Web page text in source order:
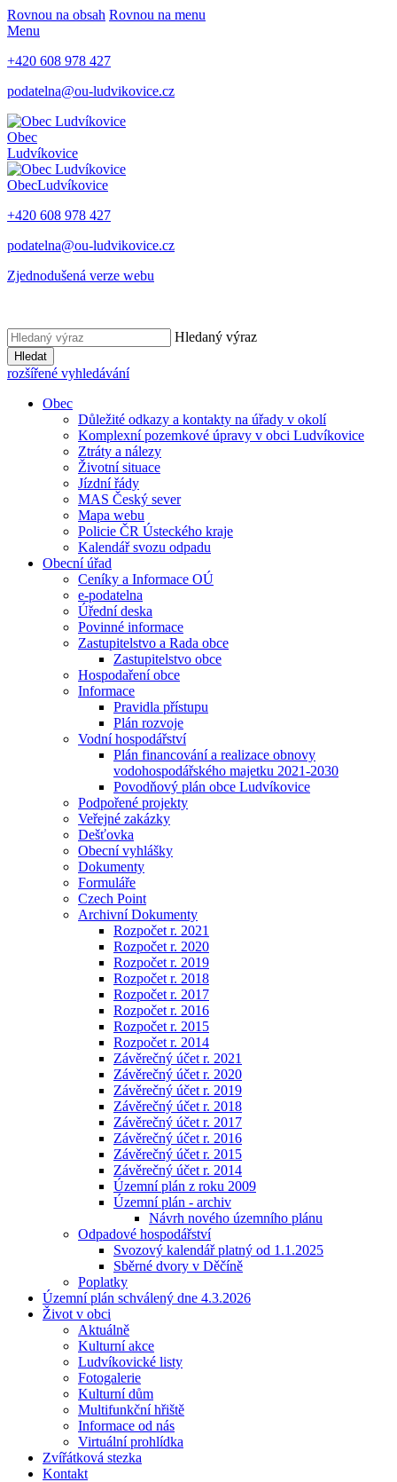
Rovnou na obsah Rovnou na menu
Menu
+420 608 978 427
podatelna@ou-ludvikovice.cz
Obec
Ludvíkovice
ObecLudvíkovice
+420 608 978 427
podatelna@ou-ludvikovice.cz
Zjednodušená verze webu
Hledaný výraz
Hledat
rozšířené vyhledávání
Obec
Důležité odkazy a kontakty na úřady v okolí
Komplexní pozemkové úpravy v obci Ludvíkovice
Ztráty a nálezy
Životní situace
Jízdní řády
MAS Český sever
Mapa webu
Policie ČR Ústeckého kraje
Kalendář svozu odpadu
Obecní úřad
Ceníky a Informace OÚ
e-podatelna
Úřední deska
Povinné informace
Zastupitelstvo a Rada obce
Zastupitelstvo obce
Hospodaření obce
Informace
Pravidla přístupu
Plán rozvoje
Vodní hospodářství
Plán financování a realizace obnovy
vodohospodářského majetku 2021-2030
Povodňový plán obce Ludvíkovice
Podpořené projekty
Veřejné zakázky
Dešťovka
Obecní vyhlášky
Dokumenty
Formuláře
Czech Point
Archivní Dokumenty
Rozpočet r. 2021
Rozpočet r. 2020
Rozpočet r. 2019
Rozpočet r. 2018
Rozpočet r. 2017
Rozpočet r. 2016
Rozpočet r. 2015
Rozpočet r. 2014
Závěrečný účet r. 2021
Závěrečný účet r. 2020
Závěrečný účet r. 2019
Závěrečný účet r. 2018
Závěrečný účet r. 2017
Závěrečný účet r. 2016
Závěrečný účet r. 2015
Závěrečný účet r. 2014
Územní plán z roku 2009
Územní plán - archiv
Návrh nového územního plánu
Odpadové hospodářství
Svozový kalendář platný od 1.1.2025
Sběrné dvory v Děčíně
Poplatky
Územní plán schválený dne 4.3.2026
Život v obci
Aktuálně
Kulturní akce
Ludvíkovické listy
Fotogalerie
Kulturní dům
Multifunkční hřiště
Informace od nás
Virtuální prohlídka
Zvířátková stezka
Kontakt